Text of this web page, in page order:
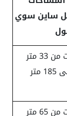
ساين سوي
تبدأ المساحات من 33 متر
مربع وتصل إلى 185 متر
تبدأ المساحات من 65 متر